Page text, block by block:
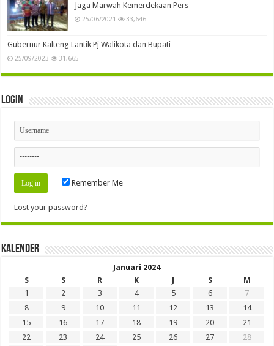
Jaga Marwah Kemerdekaan Pers
25/06/2021 33,646
Gubernur Kalteng Lantik Pj Walikota dan Bupati
25/09/2023 31,665
Login
Remember Me
Lost your password?
Kalender
Januari 2024
S
S R K J S
M
1
2 3 4 5 6
7
8
9 10 11 12 13
14
15
16 17 18 19 20
21
22
23 24 25 26 27
28